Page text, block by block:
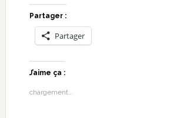
Partager :
Partager
J’aime ça :
chargement…